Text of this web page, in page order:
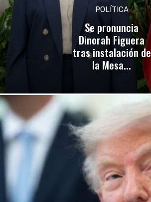
POLÍTICA
Se pronuncia
Dinorah Figuera
tras instalación de
la Mesa...